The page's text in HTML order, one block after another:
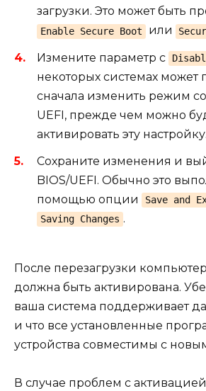
загрузки. Это может быть
Enable Secure Boot или
Измените параметр с
некоторых системах может
сначала изменить режим
UEFI, прежде чем можно
активировать эту настройку.
Сохраните изменения и
BIOS/UEFI. Обычно это
помощью опции
Save and
Saving Changes .
После перезагрузки
должна быть активирована.
ваша система поддерживает
и что все установленные
устройства совместимы с
В случае проблем с